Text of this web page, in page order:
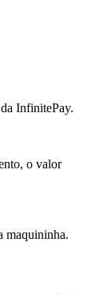
InfinitePay.
o valor
maquininha.